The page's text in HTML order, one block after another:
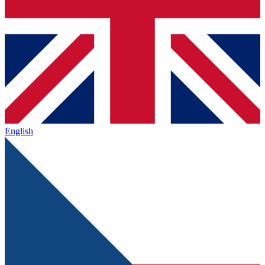
English